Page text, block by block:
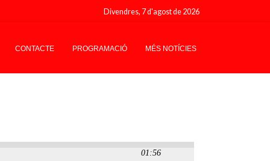
Divendres, 7 d'agost de 2026
CONTACTE PROGRAMACIÓ MÉS NOTÍCIES